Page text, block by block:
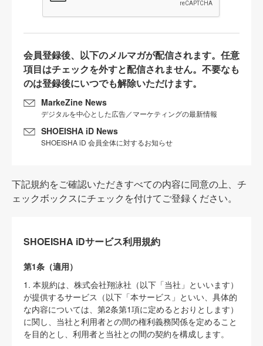
会員登録後、以下のメルマガが配信されます。任意
項目はチェックを外すと配信されません。不要なも
のは登録後にいつでも解除いただけます。
MarkeZine News
デジタルを中心とした広告／マーケティングの最新情報
SHOEISHA iD News
SHOEISHA iD 会員全体に対するお知らせ
下記規約をご確認いただきすべての内容に同意の上、チ
ェックボックスにチェックを付けてご登録ください。
SHOEISHA iDサービス利用規約
第1条（適用）
1. 本規約は、株式会社翔泳社（以下「当社」といいます）
が提供するサービス（以下「本サービス」といい、具体的
な内容については、第2条第1項に定めるとおりとします）
に関し、当社と利用者との間の権利義務関係を定めること
を目的とし、利用者と当社との間の契約を構成します。